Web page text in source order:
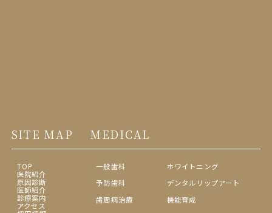
SITE MAP
TOP
医院紹介
原因診断
医師紹介
診療案内
アクセス
MEDICAL
一般歯科
予防歯科
歯周病治療
ホワイトニング
デンタルリップアート
機能育成